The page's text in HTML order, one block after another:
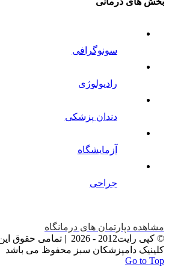
سونوگرافی
رادیولوژی
دندان پزشکی
آزمایشگاه
جراحی
مشاهده دپارتمان های درمانگاه
© کپی رایت2012 -
2026 | تمامی
کلینیک دامپزشکان سبز محفوظ می باشد
Go to Top